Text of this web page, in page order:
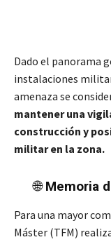
Dado el panorama
instalaciones
amenaza se
mantener una
construcción y
militar en la zona.
🌐Memoria
Para una mayor
Máster (TFM)